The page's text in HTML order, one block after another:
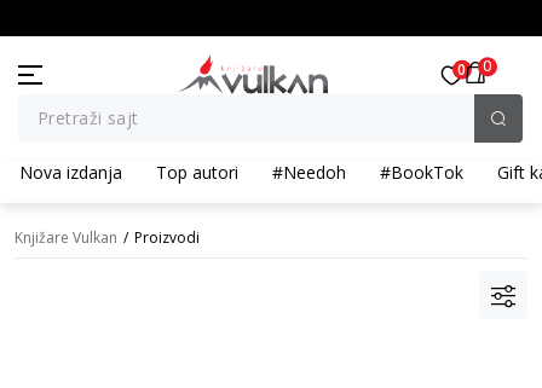
Pretraži sajt
0 0
Nova izdanja Top autori #Needoh #BookTok Gift
Knjižare Vulkan Proizvodi